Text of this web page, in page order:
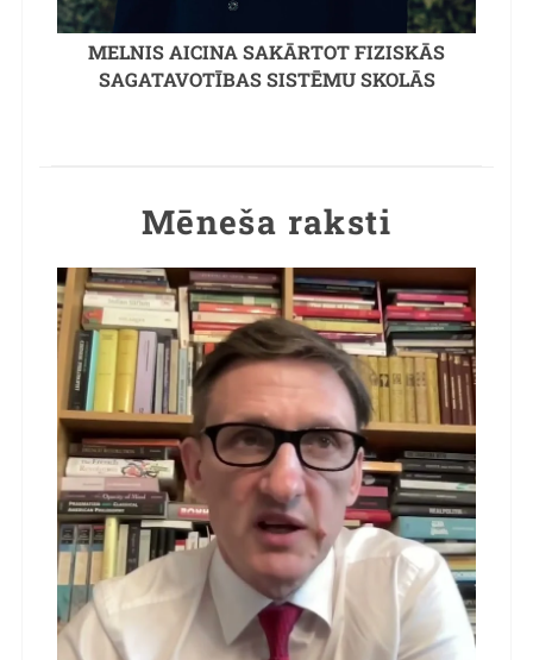
MELNIS AICINA SAKĀRTOT FIZISKĀS
SAGATAVOTĪBAS SISTĒMU SKOLĀS
Mēneša raksti